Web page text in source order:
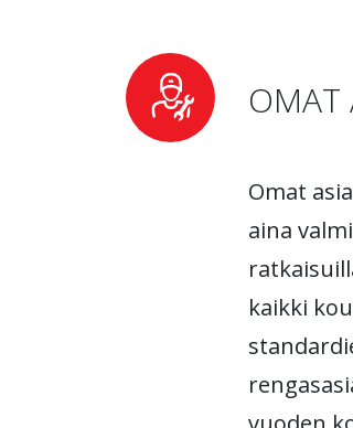
OMAT
Omat
aina
kaikki